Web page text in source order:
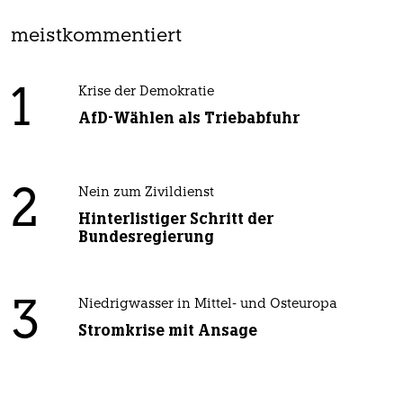
meistkommentiert
1 Krise der Demokratie
AfD-Wählen als Triebabfuhr
2 Nein zum Zivildienst
Hinterlistiger Schritt der
Bundesregierung
3 Niedrigwasser in Mittel- und Osteuropa
Stromkrise mit Ansage